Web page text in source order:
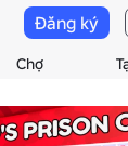
Chợ
Đăng ký